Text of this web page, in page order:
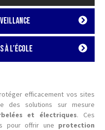
à l’école
efficacement vos sites
des solutions sur mesure
et électriques. Ces
pour offrir une protection